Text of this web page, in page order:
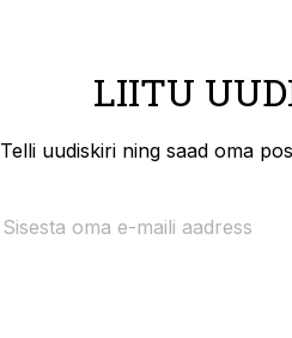
LIITU
Telli uudiskiri ning saad oma